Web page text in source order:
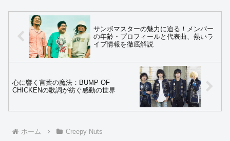
サンボマスターの魅力に迫る！メンバー
の年齢・プロフィールと代表曲、熱いラ
イブ情報を徹底解説
心に響く言葉の魔法：BUMP OF
CHICKENの歌詞が紡ぐ感動の世界
ホーム Creepy Nuts